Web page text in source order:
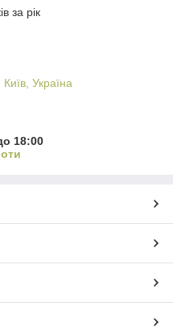
за рік
Україна
18:00